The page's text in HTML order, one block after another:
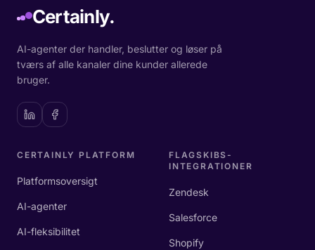
Certainly.
AI-agenter der handler, beslutter og løser på
tværs af alle kanaler dine kunder allerede
bruger.
CERTAINLY PLATFORM
Platformsoversigt
AI-agenter
AI-fleksibilitet
FLAGSKIBS-
INTEGRATIONER
Zendesk
Salesforce
Shopify